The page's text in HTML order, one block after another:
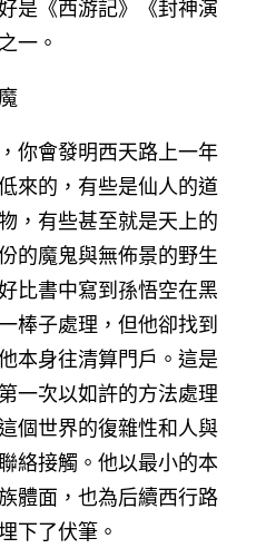
是《西游記》《封神演
一。
你會發明西天路上一年
來的，有些是仙人的道
，有些甚至就是天上的
的魔鬼與無佈景的野生
比書中寫到孫悟空在黑
棒子處理，但他卻找到
本身往清算門戶。這是
一次以如許的方法處理
個世界的復雜性和人與
絡接觸。他以最小的本
體面，也為后續西行路
下了伏筆。